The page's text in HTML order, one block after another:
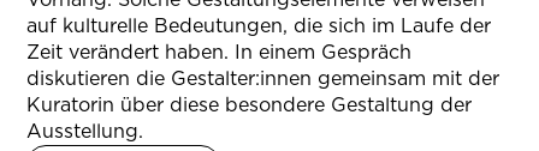
auf kulturelle Bedeutungen, die sich im Laufe der
Zeit verändert haben. In einem Gespräch
diskutieren die Gestalter:innen gemeinsam mit der
Kuratorin über diese besondere Gestaltung der
Ausstellung.